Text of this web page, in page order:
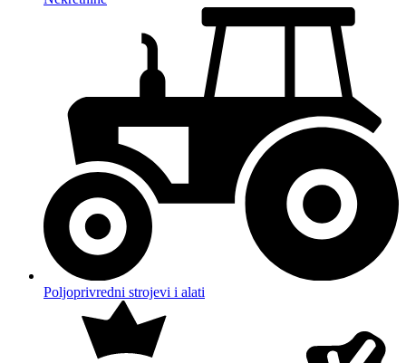
Poljoprivredni strojevi i alati